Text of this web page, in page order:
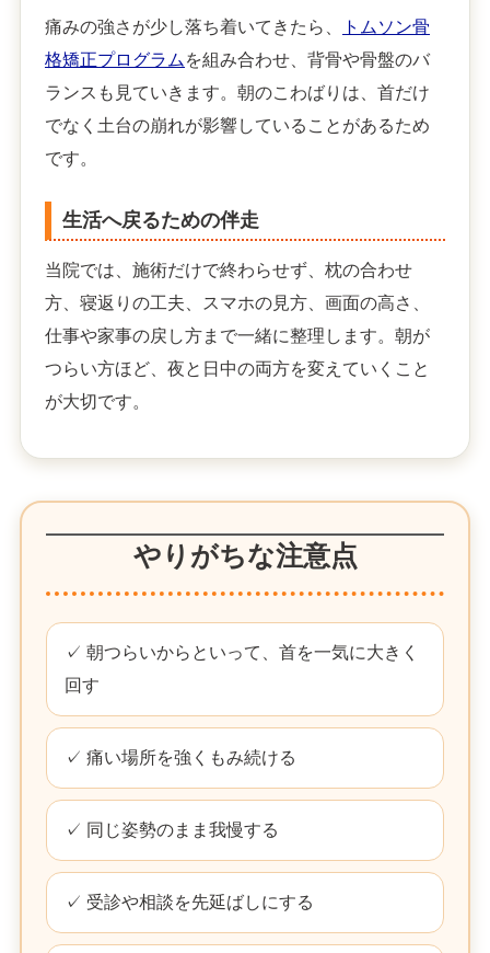
痛みの強さが少し落ち着いてきたら、
トムソン骨
格矯正プログラム を組み合わせ、背骨や骨盤のバ
ランスも見ていきます。朝のこわばりは、首だけ
でなく土台の崩れが影響していることがあるため
です。
生活へ戻るための伴走
当院では、施術だけで終わらせず、枕の合わせ
方、寝返りの工夫、スマホの見方、画面の高さ、
仕事や家事の戻し方まで一緒に整理します。朝が
つらい方ほど、夜と日中の両方を変えていくこと
が大切です。
やりがちな注意点
✓ 朝つらいからといって、首を一気に大きく
回す
✓ 痛い場所を強くもみ続ける
✓ 同じ姿勢のまま我慢する
✓ 受診や相談を先延ばしにする